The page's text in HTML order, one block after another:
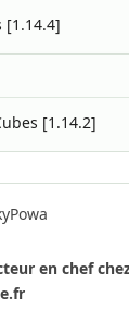
[1.14.4]
[1.14.2]
en chef